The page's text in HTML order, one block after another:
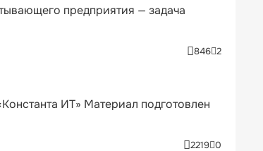
предприятия — задача
846 2
ИТ» Материал подготовлен
2219 0